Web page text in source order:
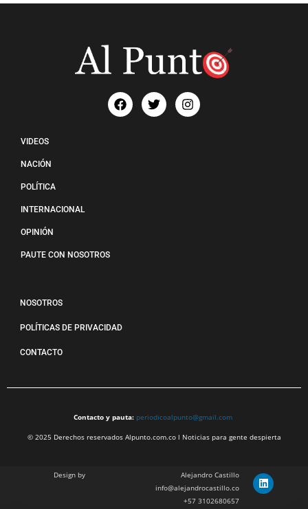
VIDEOS
NACIÓN
POLÍTICA
INTERNACIONAL
OPINIÓN
PAUTE CON NOSOTROS
NOSOTROS
POLÍTICAS DE PRIVACIDAD
CONTACTO
Contacto y pauta: periodicoalpunto@gmail.com
© 2025 Derechos reservados Alpunto.com.co l Noticias para gente despierta
Design by
Alejandro Castillo
info@alejandrocastillo.co
+57 3102680657